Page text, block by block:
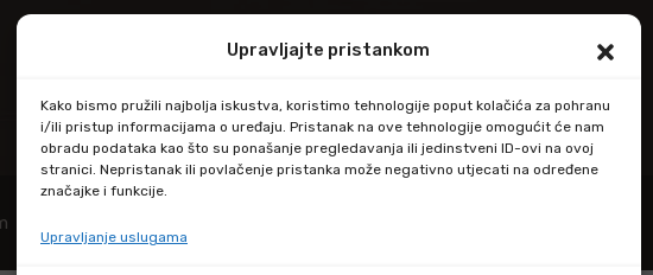
Upravljajte pristankom
Kako bismo pružili najbolja iskustva, koristimo tehnologije poput kolačića za pohranu
i/ili pristup informacijama o uređaju. Pristanak na ove tehnologije omogućit će nam
obradu podataka kao što su ponašanje pregledavanja ili jedinstveni ID-ovi na ovoj
stranici. Nepristanak ili povlačenje pristanka može negativno utjecati na određene
značajke i funkcije.
Upravljanje uslugama